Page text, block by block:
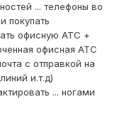
... телефоны во
покупать
офисную АТС +
офисная АТС
с отправкой на
и.т.д)
... ногами